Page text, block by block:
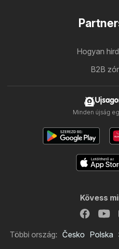
Hogyan
B2B
Minden újság
Kövess
Többi ország: Česko Polska